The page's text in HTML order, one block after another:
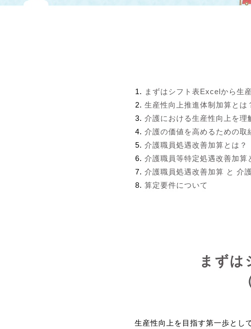
まずはシフト表Excelから生
生産性向上推進体制加算とは
介護における生産性向上を理
介護の価値を高めるための取
介護職員処遇改善加算とは？
介護職員等特定処遇改善加算
介護職員処遇改善加算 と 介
算定要件について
まずは
生産性向上を目指す第一歩とし